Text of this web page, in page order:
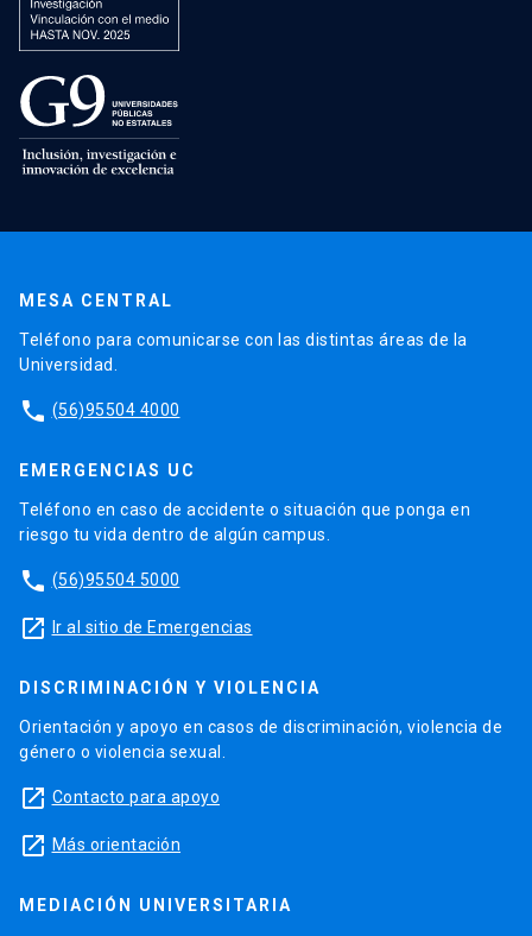
MESA CENTRAL
Teléfono para comunicarse con las distintas áreas de la
Universidad.
phone (56)95504 4000
EMERGENCIAS UC
Teléfono en caso de accidente o situación que ponga en
riesgo tu vida dentro de algún campus.
phone (56)95504 5000
launch Ir al sitio de Emergencias
DISCRIMINACIÓN Y VIOLENCIA
Orientación y apoyo en casos de discriminación, violencia de
género o violencia sexual.
launch Contacto para apoyo
launch Más orientación
MEDIACIÓN UNIVERSITARIA